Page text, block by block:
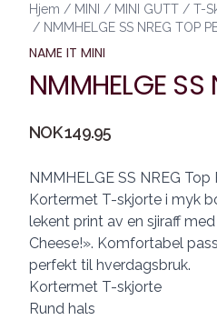
Hjem / MINI / MINI GUTT / T-
/ NMMHELGE SS NREG TOP
NAME IT MINI
NMMHELGE SS
Produktdetaljer
NOK 149.95
Description
NMMHELGE SS NREG Top
Kortermet T-skjorte i myk
lekent print av en sjiraff
Cheese!». Komfortabel
perfekt til hverdagsbruk.
Kortermet T-skjorte
Rund hals